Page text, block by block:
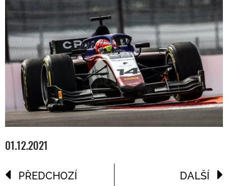
01.12.2021
PŘEDCHOZÍ DALŠÍ